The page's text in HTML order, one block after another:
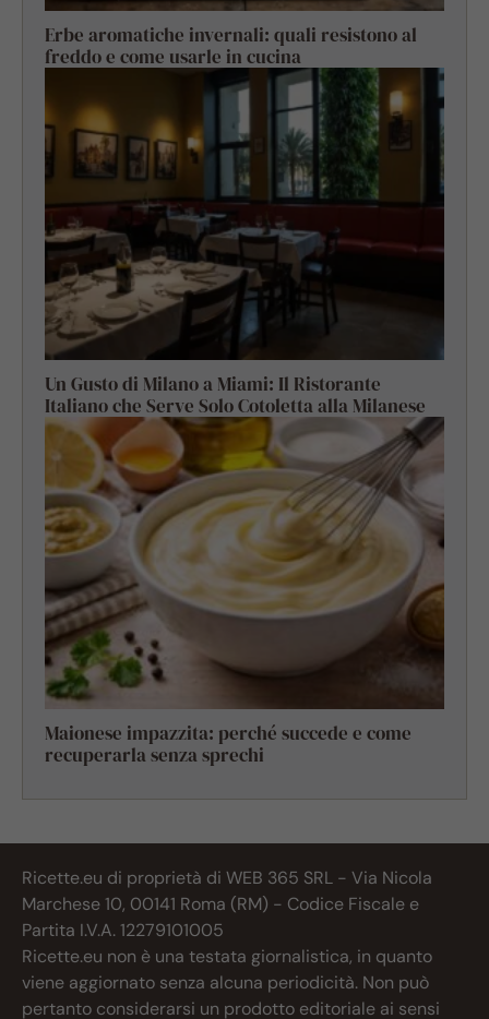
Erbe aromatiche invernali: quali resistono al
freddo e come usarle in cucina
Un Gusto di Milano a Miami: Il Ristorante
Italiano che Serve Solo Cotoletta alla Milanese
Maionese impazzita: perché succede e come
recuperarla senza sprechi
Ricette.eu di proprietà di WEB 365 SRL - Via Nicola
Marchese 10, 00141 Roma (RM) - Codice Fiscale e
Partita I.V.A. 12279101005
Ricette.eu non è una testata giornalistica, in quanto
viene aggiornato senza alcuna periodicità. Non può
pertanto considerarsi un prodotto editoriale ai sensi